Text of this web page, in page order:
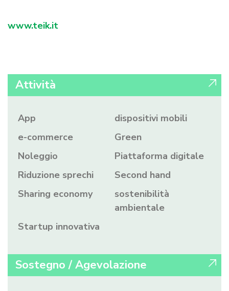
www.teik.it
Attività
App
dispositivi mobili
e-commerce
Green
Noleggio
Piattaforma digitale
Riduzione sprechi
Second hand
Sharing economy
sostenibilità
ambientale
Startup innovativa
Sostegno / Agevolazione